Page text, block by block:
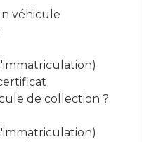
véhicule
de collection ?